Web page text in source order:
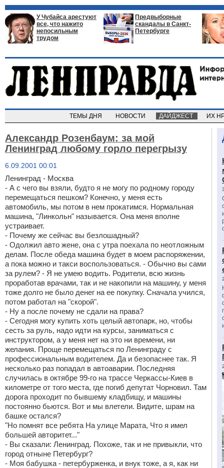
У Чубайса арестуют
все, что нажито
непосильным
трудом
Предвыборные
скандалы в Санкт-
Петербурге
ТЕМЫ ДНЯ НОВОСТИ ДАЙДЖЕСТ ИХ
Александр Розенбаум: за мой
Ленинград любому горло перегрызу
6.09.2001 00:01
Ленинград - Москва
- А с чего вы взяли, будто я не могу по родному городу
перемещаться пешком? Конечно, у меня есть
автомобиль, мы потом в нем прокатимся. Нормальная
машина, "Линкольн" называется. Она меня вполне
устраивает.
- Почему же сейчас вы безлошадный?
- Одолжил авто жене, она с утра поехала по неотложным
делам. После обеда машина будет в моем распоряжении,
а пока можно и такси воспользоваться. - Обычно вы сами
за рулем? - Я не умею водить. Родители, всю жизнь
проработав врачами, так и не накопили на машину, у меня
тоже долго не было денег на ее покупку. Сначала учился,
потом работал на "скорой".
- Ну а после почему не сдали на права?
- Сегодня могу купить хоть целый автопарк, но, чтобы
сесть за руль, надо идти на курсы, заниматься с
инструктором, а у меня нет на это ни времени, ни
желания. Проще перемещаться по Ленинграду с
профессиональным водителем. Да и безопаснее так. Я
несколько раз попадал в автоаварии. Последняя
случилась в октябре 99-го на трассе Черкассы-Киев в
километре от того места, где погиб депутат Чорновил. Там
дорога проходит по бывшему кладбищу, и машины
постоянно бьются. Вот и мы влетели. Видите, шрам на
башке остался?
"Но помнят все ребята На улице Марата, Что я имел
большей авторитет..."
- Вы сказали: Ленинград. Похоже, так и не привыкли, что
город отныне Петербург?
- Моя бабушка - петербурженка, и внук тоже, а я, как ни